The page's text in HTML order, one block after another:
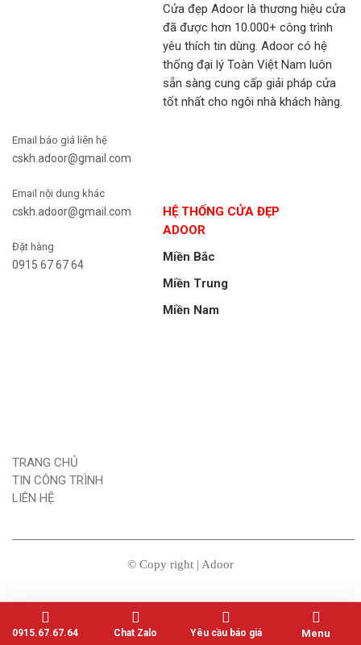
Email báo giá liên hệ
cskh.adoor@gmail.com
Email nội dung khác
cskh.adoor@gmail.com
Đặt hàng
0915 67 67 64
TRANG CHỦ
TIN CÔNG TRÌNH
LIÊN HỆ
Cửa đẹp Adoor là thương hiệu cửa
đã được hơn 10.000+ công trình
yêu thích tin dùng. Adoor có hệ
thống đại lý Toàn Việt Nam luôn
sẵn sàng cung cấp giải pháp cửa
tốt nhất cho ngôi nhà khách hàng.
HỆ THỐNG CỬA ĐẸP
ADOOR
Miền Bắc
Miền Trung
Miền Nam
© Copy right | Adoor
0915.67.67.64 Chat Zalo Yêu cầu báo giá Menu